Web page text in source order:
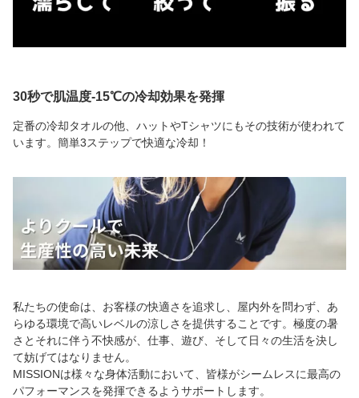
30秒で肌温度-15℃の冷却効果を発揮
定番の冷却タオルの他、ハットやTシャツにもその技術が使われて
います。簡単3ステップで快適な冷却！
私たちの使命は、お客様の快適さを追求し、屋内外を問わず、あ
らゆる環境で高いレベルの涼しさを提供することです。極度の暑
さとそれに伴う不快感が、仕事、遊び、そして日々の生活を決し
て妨げてはなりません。
MISSIONは様々な身体活動において、皆様がシームレスに最高の
パフォーマンスを発揮できるようサポートします。